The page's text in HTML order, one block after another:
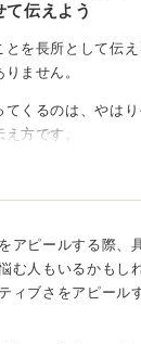
て伝えよう
を長所として伝
ません。
てくるのは、やは
方です。
いようにする」「あ
」といった表現は、
ない可能性が高まっ
アピールする際、
む人もいるかもし
ィブさをアピール